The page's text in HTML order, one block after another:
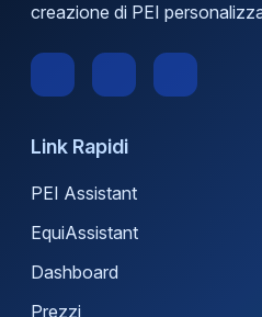
creazione di PEI
Link Rapidi
PEI Assistant
EquiAssistant
Dashboard
Prezzi